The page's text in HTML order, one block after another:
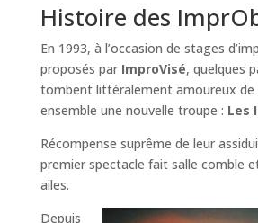
Histoire des
En 1993, à l’occasion de stages
proposés par ImproVisé, quelques
tombent littéralement amoureux de
ensemble une nouvelle troupe : Les
Récompense suprême de leur
premier spectacle fait salle comble
ailes.
Depuis